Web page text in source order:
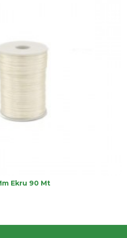
Ekru 90 Mt